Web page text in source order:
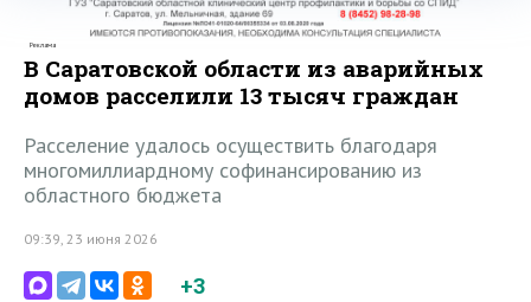
Реклама
В Саратовской области из аварийных
домов расселили 13 тысяч граждан
Расселение удалось осуществить благодаря
многомиллиардному софинансированию из
областного бюджета
09:39, 23 июня 2026
+3